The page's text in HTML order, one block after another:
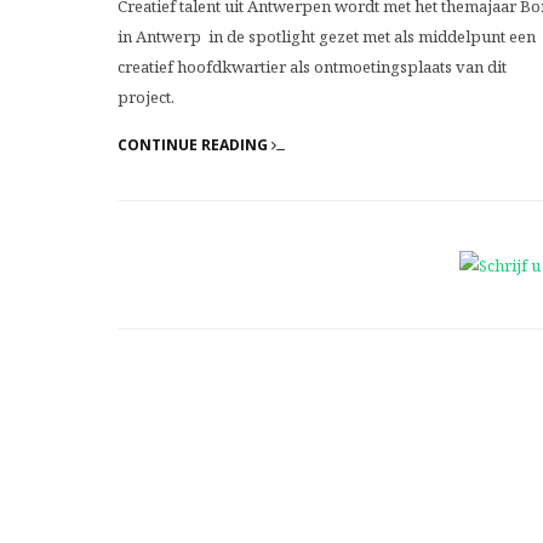
Creatief talent uit Antwerpen wordt met het themajaar
in Antwerp in de spotlight gezet met als middelpunt een
creatief hoofdkwartier als ontmoetingsplaats van dit
project.
CONTINUE READING